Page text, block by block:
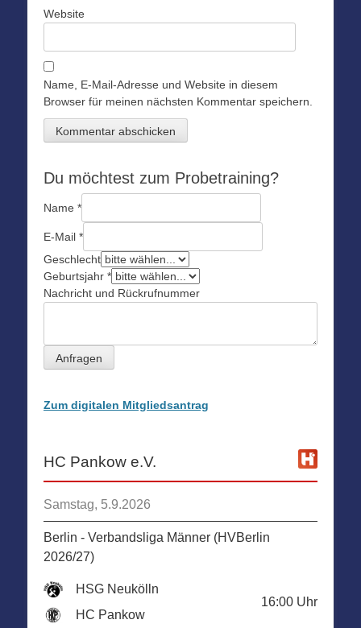
Website
Name, E-Mail-Adresse und Website in diesem
Browser für meinen nächsten Kommentar speichern.
Du möchtest zum Probetraining?
Name *
E-Mail *
Geschlecht
Geburtsjahr *
Nachricht und Rückrufnummer
Anfragen
Zum digitalen Mitgliedsantrag
HC Pankow e.V.
Samstag, 5.9.2026
Berlin - Verbandsliga Männer (HVBerlin
2026/27)
HSG Neukölln
HC Pankow
16:00 Uhr